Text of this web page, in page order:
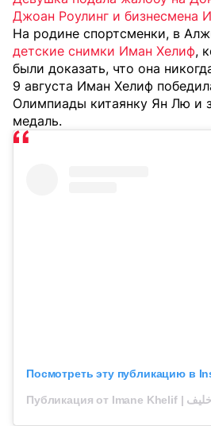
Джоан Роулинг и бизнесмена
На родине спортсменки, в
детские снимки Иман Хелиф,
были доказать, что она
9 августа Иман Хелиф
Олимпиады китаянку Ян Лю и
медаль.
Посмотреть эту публикацию в